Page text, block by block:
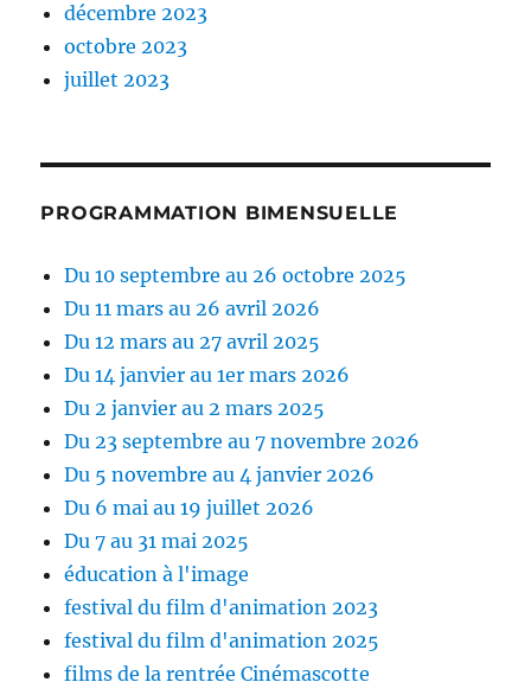
décembre 2023
octobre 2023
juillet 2023
PROGRAMMATION BIMENSUELLE
Du 10 septembre au 26 octobre 2025
Du 11 mars au 26 avril 2026
Du 12 mars au 27 avril 2025
Du 14 janvier au 1er mars 2026
Du 2 janvier au 2 mars 2025
Du 23 septembre au 7 novembre 2026
Du 5 novembre au 4 janvier 2026
Du 6 mai au 19 juillet 2026
Du 7 au 31 mai 2025
éducation à l'image
festival du film d'animation 2023
festival du film d'animation 2025
films de la rentrée Cinémascotte